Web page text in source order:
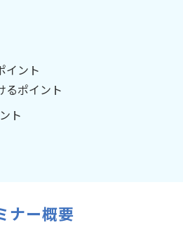
イント
るポイント
ト
ナー概要